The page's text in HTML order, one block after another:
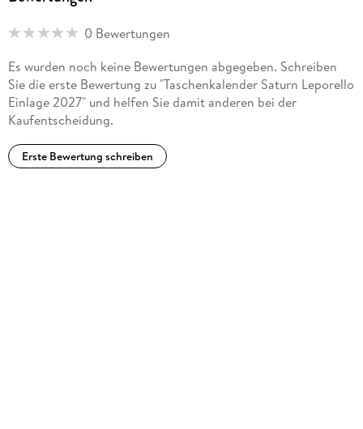
0 Bewertungen
Es wurden noch keine Bewertungen abgegeben. Schreiben
Sie die erste Bewertung zu "Taschenkalender Saturn Leporello
Einlage 2027" und helfen Sie damit anderen bei der
Kaufentscheidung.
Erste Bewertung schreiben